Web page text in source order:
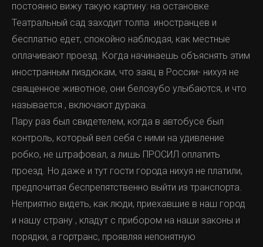
постоянно вижу такую картину: на остановке
Театральный сад заходит толпа иностранцев и
бесплатно едет, спокойно наблюдая, как местные
оплачивают проезд. Когда начинаешь объяснять этим
иностранным пиздюкам, что заяц в России- нихуя не
священное животное, они белозубо улыбаются, и что
называется , включают дурака.
Пару раз был свидетелем, когда в автобусе был
контроль, который вел себя с ними на удивление
робко, не штрафовал, а лишь ПРОСИЛ оплатить
проезд. Но даже и тут гости города нихуя не платили,
предпочитая беспрепятственно выйти из транспорта.
Неприятно видеть, как люди, приехавшие в наш город
и нашу страну , кладут с прибором на наши законы и
порядки, а гортранс, проявляя непонятную